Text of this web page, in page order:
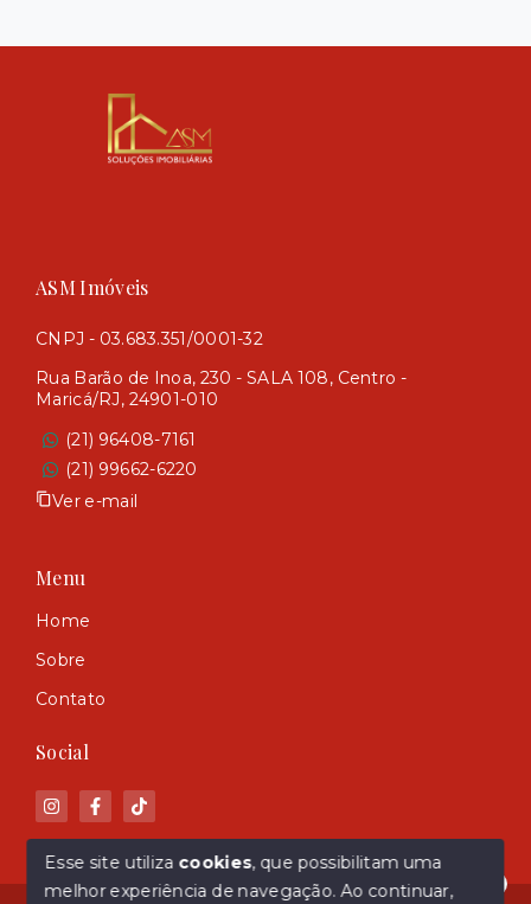
ASM Imóveis
CNPJ - 03.683.351/0001-32
Rua Barão de Inoa, 230 - SALA 108, Centro -
Maricá/RJ, 24901-010
(21) 96408-7161
(21) 99662-6220
Ver e-mail
Menu
Home
Sobre
Contato
Social
Esse site utiliza cookies, que possibilitam uma
melhor experiência de navegação.Ao continuar,